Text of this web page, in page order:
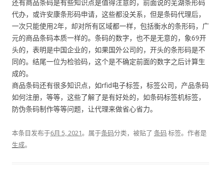
还有商品条码是有些知识点是值得注意的，前面说的芜湖条形码
代办，或许安康条形码申请，这些都没关系，但是条码代理后，
一次只能使用2年，却对所有区域都一样，包括衡水的条形码，广
元的商品条码本质一样的。条码的数字，也不是无意的，象69开
头的，表明是中国企业的，如果国外公司的，开头的条形码是不
同的。结尾一位为检验码，这个是不确定前面的数字之后计算生
成的。
商品条码还有很多知识点，如rfid电子标签，标签公司，产品条码
如何注册，等等，这些了解了是有好处的，如条码标签机标签，
防伪条码制作等等问题，让代理来做省心省力。
本条目发布于6月 5, 2021。属于条码分类，被贴了 条码 标签。 作者是
生成。